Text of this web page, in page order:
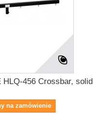
456 Crossbar, solid
na zamówienie